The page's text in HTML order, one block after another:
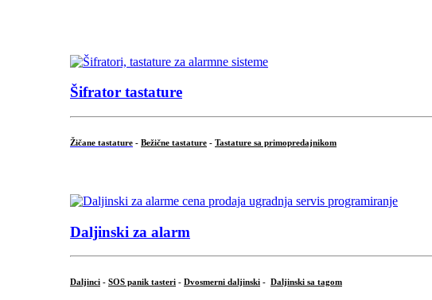
Šifrator tastature
Žičane tastature - Bežične tastature - Tastature sa primopredajnikom
Daljinski za alarm
Daljinci - SOS panik tasteri - Dvosmerni daljinski - Daljinski sa tagom